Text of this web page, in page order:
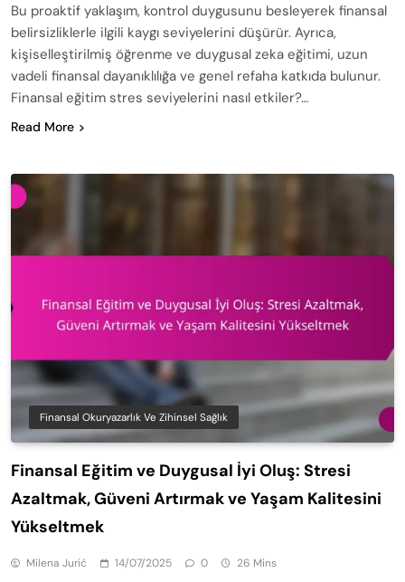
Bu proaktif yaklaşım, kontrol duygusunu besleyerek finansal
belirsizliklerle ilgili kaygı seviyelerini düşürür. Ayrıca,
kişiselleştirilmiş öğrenme ve duygusal zeka eğitimi, uzun
vadeli finansal dayanıklılığa ve genel refaha katkıda bulunur.
Finansal eğitim stres seviyelerini nasıl etkiler?…
Read More
Finansal Okuryazarlık Ve Zihinsel Sağlık
Finansal Eğitim ve Duygusal İyi Oluş: Stresi
Azaltmak, Güveni Artırmak ve Yaşam Kalitesini
Yükseltmek
Milena Jurić 14/07/2025 0 26 Mins